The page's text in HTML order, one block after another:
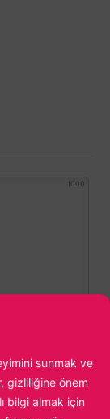
sunmak ve
gizliliğine önem
bilgi almak için
1000